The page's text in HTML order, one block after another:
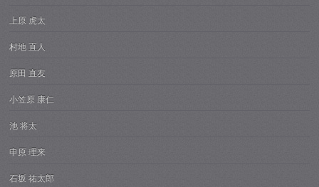
上原 虎太
村地 直人
原田 直友
小笠原 康仁
池 将太
申原 理来
石坂 祐太郎